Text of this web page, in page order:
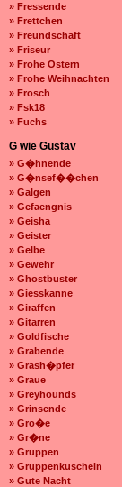
» Fressende
» Frettchen
» Freundschaft
» Friseur
» Frohe Ostern
» Frohe Weihnachten
» Frosch
» Fsk18
» Fuchs
G wie Gustav
» G�hnende
» G�nsef��chen
» Galgen
» Gefaengnis
» Geisha
» Geister
» Gelbe
» Gewehr
» Ghostbuster
» Giesskanne
» Giraffen
» Gitarren
» Goldfische
» Grabende
» Grash�pfer
» Graue
» Greyhounds
» Grinsende
» Gro�e
» Gr�ne
» Gruppen
» Gruppenkuscheln
» Gute Nacht